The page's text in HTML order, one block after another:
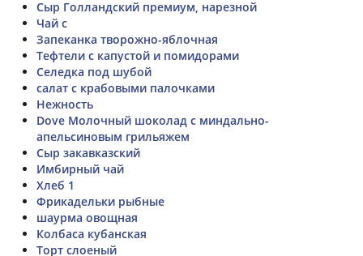
Сыр Голландский премиум, нарезной
Чай с
Запеканка творожно-яблочная
Тефтели с капустой и помидорами
Селедка под шубой
салат с крабовыми палочками
Нежность
Dove Молочный шоколад с миндально-
апельсиновым грильяжем
Сыр закавказский
Имбирный чай
Хлеб 1
Фрикадельки рыбные
шаурма овощная
Колбаса кубанская
Торт слоеный